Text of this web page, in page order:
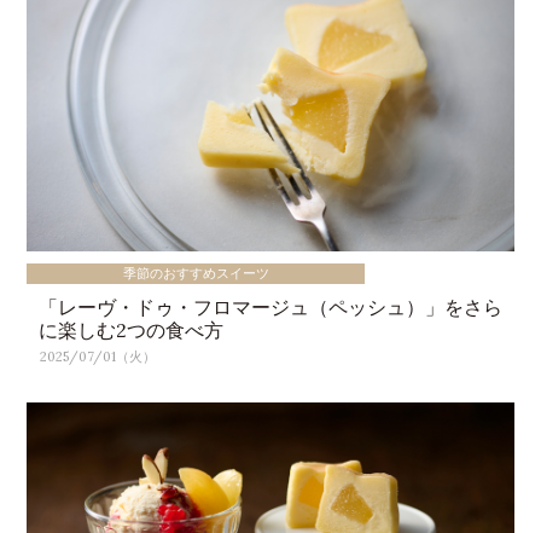
季節のおすすめスイーツ
「レーヴ・ドゥ・フロマージュ（ペッシュ）」をさら
に楽しむ2つの食べ方
2025/07/01（火）